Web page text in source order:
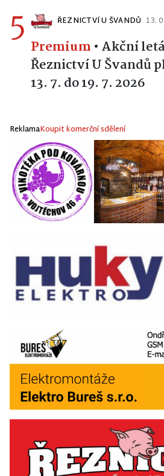
5 ŘEZNICTVÍ U ŠVANDŮ 13.
Premium • Akční
Řeznictví U Švandů
13. 7. do 19. 7. 2026
ReklamaKoupit komerční sdělení